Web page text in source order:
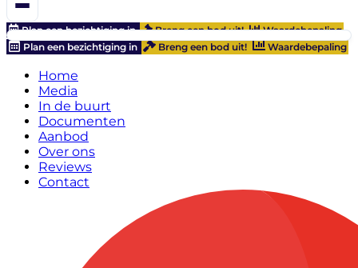
Plan een bezichtiging in Breng een bod uit!
Waardebepaling
Plan een bezichtiging in
Breng een bod uit! Waardebepaling
Home
Media
In de buurt
Documenten
Aanbod
Over ons
Reviews
Contact